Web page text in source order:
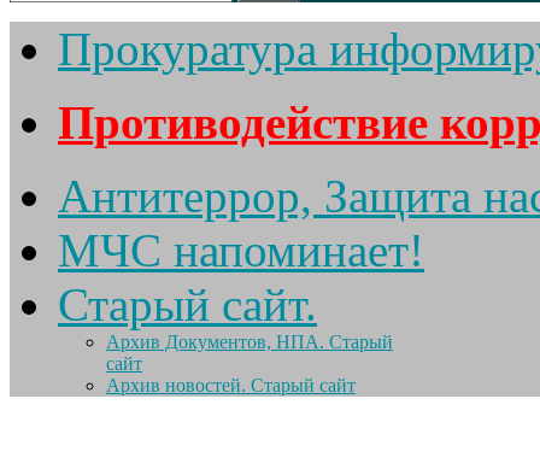
Прокуратура
Противодействие
Антитеррор, Защита
МЧС напоминает!
Старый сайт.
Архив Документов, НПА. Старый
сайт
Архив новостей. Старый сайт